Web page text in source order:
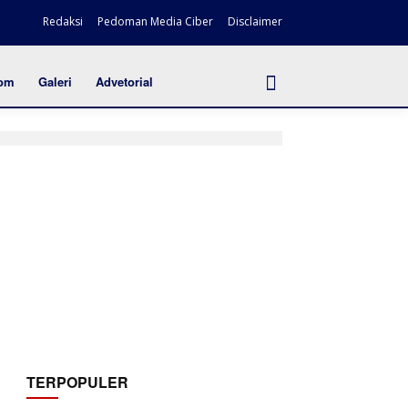
Redaksi Pedoman Media Ciber Disclaimer
Galeri Advetorial
TERPOPULER